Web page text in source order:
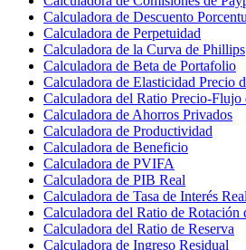
Calculadora de Descuento
Calculadora de Perpetuidad
Calculadora de la Curva de Phillips
Calculadora de Beta de Portafolio
Calculadora de Elasticidad Precio
Calculadora del Ratio Precio-Flujo
Calculadora de Ahorros Privados
Calculadora de Productividad
Calculadora de Beneficio
Calculadora de PVIFA
Calculadora de PIB Real
Calculadora de Tasa de Interés Real
Calculadora del Ratio de Rotación
Calculadora del Ratio de Reserva
Calculadora de Ingreso Residual